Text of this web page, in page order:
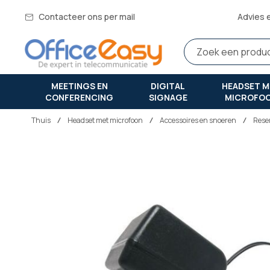
Contacteer ons per mail Advies
MEETINGS EN
CONFERENCING
DIGITAL
SIGNAGE
HEADSET
Thuis headset met microfoon Accessoires en snoeren